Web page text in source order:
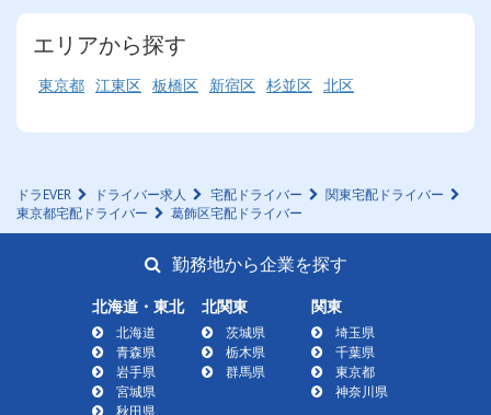
エリアから探す
東京都 江東区 板橋区 新宿区 杉並区 北区
ドラEVER ドライバー求人 宅配ドライバー
関東宅配ドライバー
東京都宅配ドライバー
葛飾区宅配ドライバー
勤務地から企業を探す
北海道・東北
北海道
青森県
岩手県
宮城県
秋田県
北関東
茨城県
栃木県
群馬県
関東
埼玉県
千葉県
東京都
神奈川県